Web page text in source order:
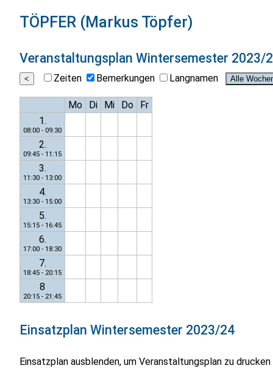
TÖPFER (Markus Töpfer)
Veranstaltungsplan Wintersemester 2023/
Zeiten Bemerkungen Langnamen
Mo Di Mi Do
Fr
1.
08:00 - 09:30
2.
09:45 - 11:15
3.
11:30 - 13:00
4.
13:30 - 15:00
5.
15:15 - 16:45
6.
17:00 - 18:30
7.
18:45 - 20:15
8
20:15 - 21:45
Einsatzplan Wintersemester 2023/24
Einsatzplan ausblenden, um Veranstaltungsplan zu drucken